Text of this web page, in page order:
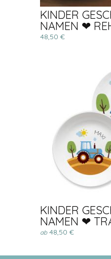
KINDER
NAMEN ❤
48,50 €
KINDER
NAMEN ❤
ab48,50 €